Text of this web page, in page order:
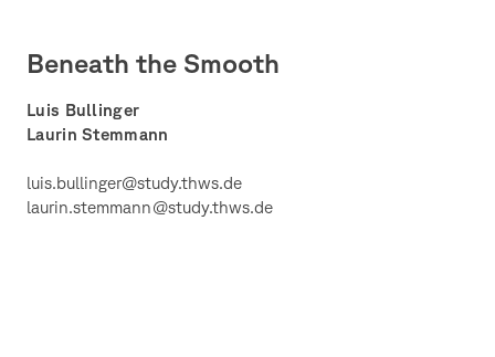
Beneath the Smooth
Luis Bullinger
Laurin Stemmann
luis.bullinger@study.thws.de
laurin.stemmann@study.thws.de